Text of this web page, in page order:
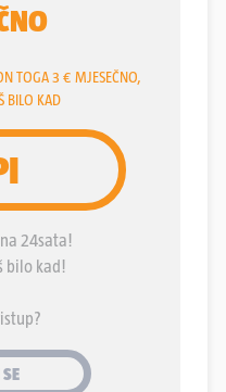
tajna. Znalo se, ali
bio predviđen za
su skladišta
prostori su
i vratima kako bi se
požar opet
u fokus javnosti, i
priča o njezinu